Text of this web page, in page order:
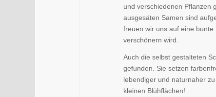
und verschiedenen Pflanzen
ausgesäten Samen sind
freuen wir uns auf eine
verschönern wird.
Auch die selbst gestalteten
gefunden. Sie setzen
lebendiger und naturnaher
kleinen Blühflächen!